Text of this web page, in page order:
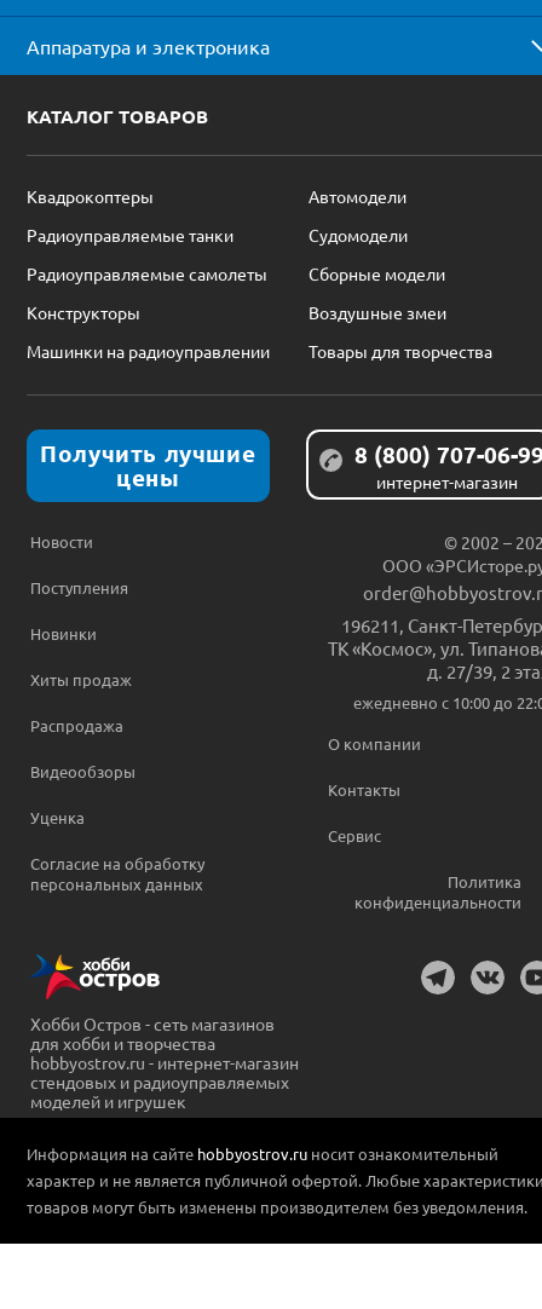
Аппаратура и электроника
КАТАЛОГ ТОВАРОВ
Квадрокоптеры
Автомодели
Радиоуправляемые танки
Судомодели
Радиоуправляемые самолеты
Сборные модели
Конструкторы
Воздушные змеи
Машинки на радиоуправлении
Товары для творчества
Получить лучшие
цены
8 (800) 707-06-
интернет-магазин
Новости
Поступления
Новинки
Хиты продаж
Распродажа
Видеообзоры
Уценка
Согласие на обработку
персональных данных
© 2002 –
ООО
196211 Санкт-
ТК «Космос», ул.
д. 27/39, 2
ежедневно c 10:00 до
О компании
Контакты
Сервис
Политика
конфиденциальности
Хобби Остров - сеть магазинов
для хобби и творчества
hobbyostrov.ru - интернет-магазин
стендовых и радиоуправляемых
моделей и игрушек
Информация на сайте hobbyostrov.ru носит ознакомительный
характер и не является публичной офертой. Любые
товаров могут быть изменены производителем без уведомления.